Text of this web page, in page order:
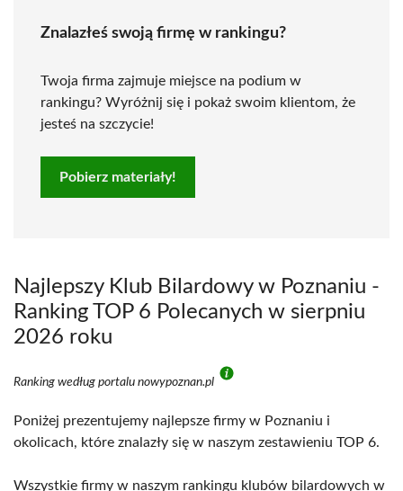
Znalazłeś swoją firmę w rankingu?
Twoja firma zajmuje miejsce na podium w
rankingu? Wyróżnij się i pokaż swoim klientom, że
jesteś na szczycie!
Pobierz materiały!
Najlepszy Klub Bilardowy w Poznaniu -
Ranking TOP 6 Polecanych w sierpniu
2026 roku
Ranking według portalu nowypoznan.pl
Poniżej prezentujemy najlepsze firmy w Poznaniu i
okolicach, które znalazły się w naszym zestawieniu TOP 6.
Wszystkie firmy w naszym rankingu klubów bilardowych w